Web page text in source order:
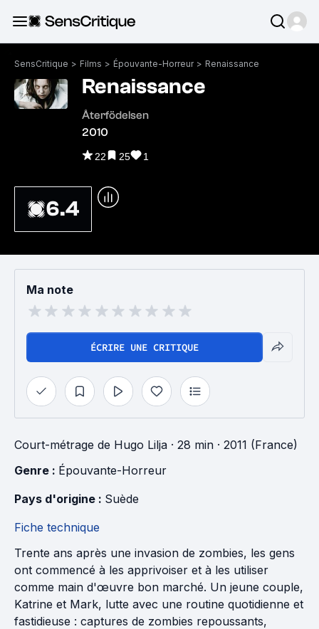
SensCritique > Films > Épouvante-Horreur > Renaissance
Renaissance
Återfödelsen
2010
22 25 1
6.4
Ma note
ÉCRIRE UNE CRITIQUE
Court-métrage de Hugo Lilja · 28 min · 2011 (France)
Genre : Épouvante-Horreur
Pays d'origine : Suède
Fiche technique
Trente ans après une invasion de zombies, les gens
ont commencé à les apprivoiser et à les utiliser
comme main d'œuvre bon marché. Un jeune couple,
Katrine et Mark, lutte avec une routine quotidienne et
fastidieuse : captures de zombies repoussants,